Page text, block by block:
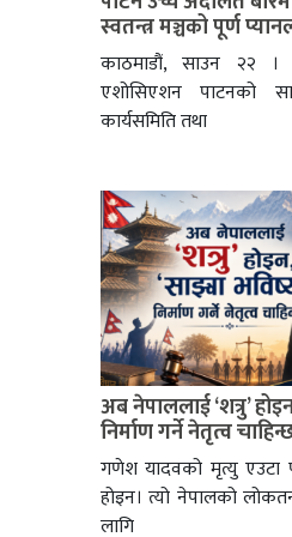
स्वतन्त्र मञ्चको पूर्ण
काठमाडौं, साउन २२
एशोसिएशन पाटनको
कार्यसमिति तथा
अब नेपाललाई ‘शत्रु’
निर्माण गर्ने नेतृत्व
गणेश यादवको मृत्यु एउटा
होइन। त्यो नेपालको
लागि